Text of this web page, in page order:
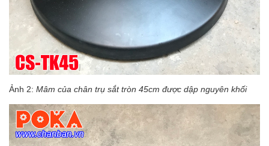
Ảnh 2: Mâm của chân trụ sắt tròn 45cm được dập nguyên khối